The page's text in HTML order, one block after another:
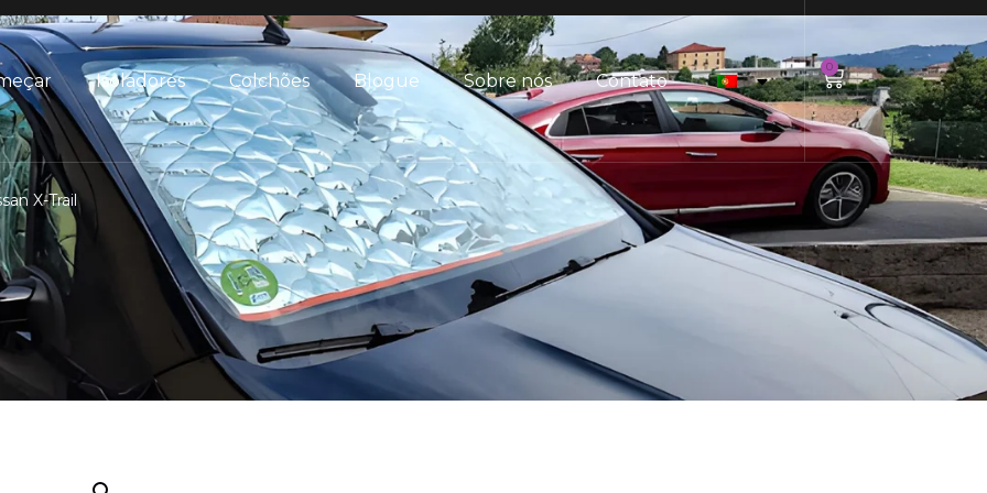
Isoladores Colchões Blogue Sobre nós Contato
0
X-Trail